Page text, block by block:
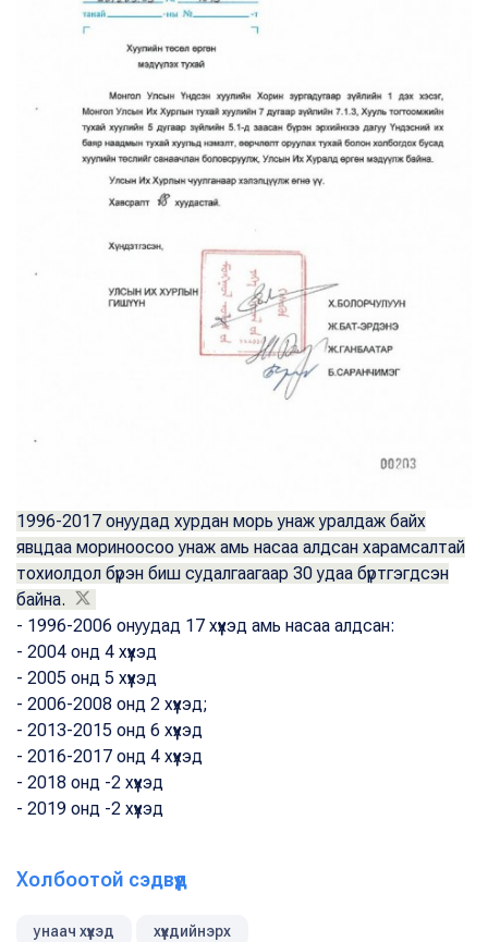
1996-2017 онуудад хурдан морь унаж уралдаж байх
явцдаа мориноосоо унаж амь насаа алдсан харамсалтай
тохиолдол бүрэн биш судалгаагаар 30 удаа бүртгэгдсэн
байна.
- 1996-2006 онуудад 17 хүүхэд амь насаа алдсан:
- 2004 онд 4 хүүхэд
- 2005 онд 5 хүүхэд
- 2006-2008 онд 2 хүүхэд;
- 2013-2015 онд 6 хүүхэд
- 2016-2017 онд 4 хүүхэд
- 2018 онд -2 хүүхэд
- 2019 онд -2 хүүхэд
Холбоотой сэдвүүд
унаач хүүхэд хүүхдийнэрх